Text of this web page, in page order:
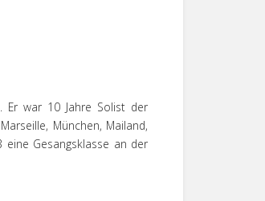
Er war 10 Jahre Solist der
München, Mailand,
Gesangsklasse an der